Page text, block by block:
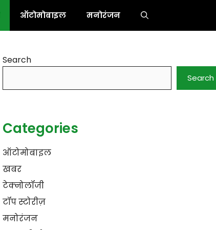
ऑटोमोबाइल मनोरंजन
Search
Search
Categories
ऑटोमोबाइल
खबर
टेक्नोलॉजी
टॉप स्टोरीज़
मनोरंजन